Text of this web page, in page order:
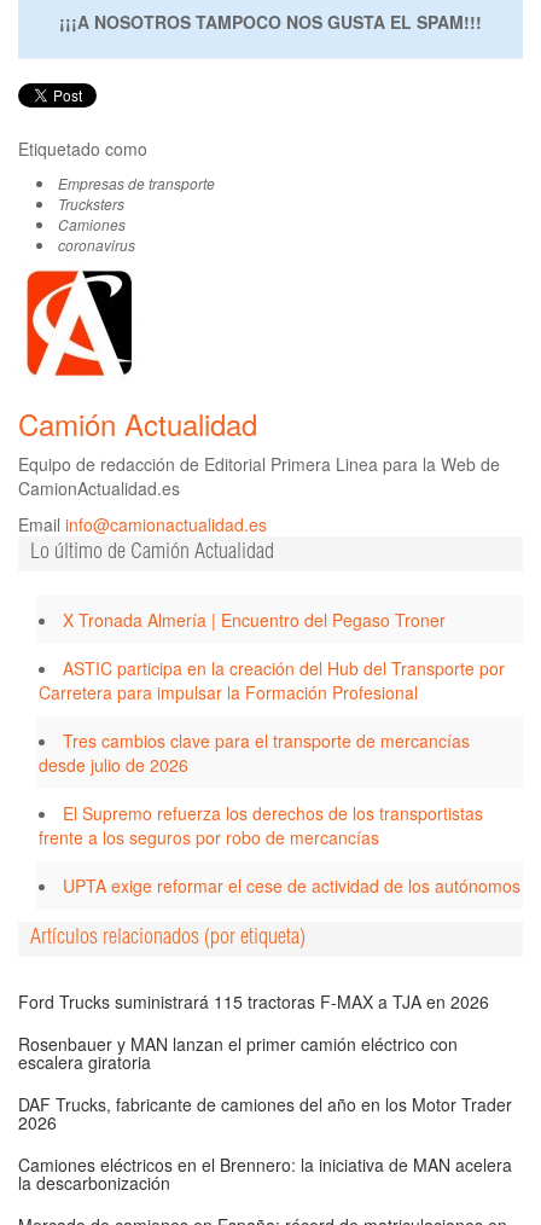
¡¡¡A NOSOTROS TAMPOCO NOS GUSTA EL SPAM!!!
Etiquetado como
Empresas de transporte
Trucksters
Camiones
coronavirus
Camión Actualidad
Equipo de redacción de Editorial Primera Linea para la Web de
CamionActualidad.es
Email info@camionactualidad.es
Lo último de Camión Actualidad
X Tronada Almería | Encuentro del Pegaso Troner
ASTIC participa en la creación del Hub del Transporte por
Carretera para impulsar la Formación Profesional
Tres cambios clave para el transporte de mercancías
desde julio de 2026
El Supremo refuerza los derechos de los transportistas
frente a los seguros por robo de mercancías
UPTA exige reformar el cese de actividad de los autónomos
Artículos relacionados (por etiqueta)
Ford Trucks suministrará 115 tractoras F-MAX a TJA en 2026
Rosenbauer y MAN lanzan el primer camión eléctrico con
escalera giratoria
DAF Trucks, fabricante de camiones del año en los Motor Trader
2026
Camiones eléctricos en el Brennero: la iniciativa de MAN acelera
la descarbonización